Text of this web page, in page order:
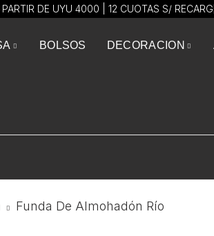
PARTIR DE UYU 4000 | 12 CUOTAS S/
BOLSOS DECORACION
Funda De Almohadón Río